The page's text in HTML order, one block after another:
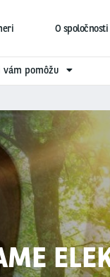
O
pomôžu